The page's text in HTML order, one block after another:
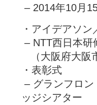
– 2014年10月
・アイデアソ
– NTT西日本
（大阪府大阪
・表彰式
– グランフロ
ッジシアター